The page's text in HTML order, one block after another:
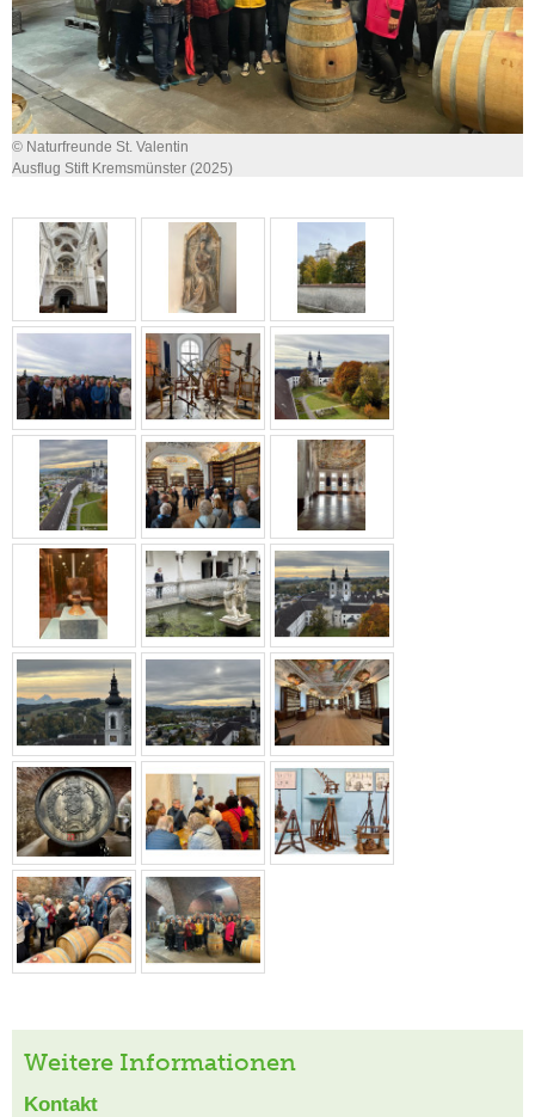
© Naturfreunde St. Valentin
Ausflug Stift Kremsmünster (2025)
Weitere Informationen
Kontakt